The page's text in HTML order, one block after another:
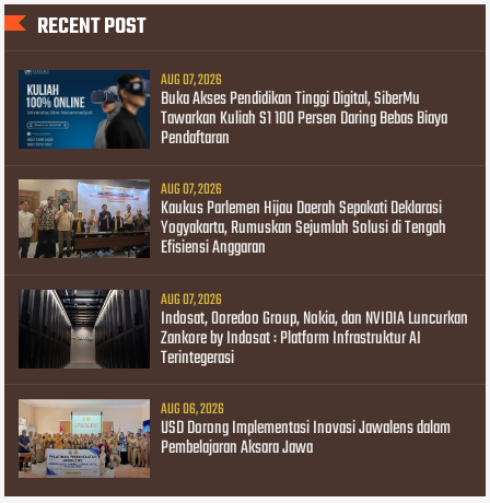
RECENT POST
AUG 07, 2026
Buka Akses Pendidikan Tinggi Digital, SiberMu
Tawarkan Kuliah S1 100 Persen Daring Bebas Biaya
Pendaftaran
AUG 07, 2026
Kaukus Parlemen Hijau Daerah Sepakati Deklarasi
Yogyakarta, Rumuskan Sejumlah Solusi di Tengah
Efisiensi Anggaran
AUG 07, 2026
Indosat, Ooredoo Group, Nokia, dan NVIDIA Luncurkan
Zankore by Indosat : Platform Infrastruktur AI
Terintegerasi
AUG 06, 2026
USD Dorong Implementasi Inovasi Jawalens dalam
Pembelajaran Aksara Jawa